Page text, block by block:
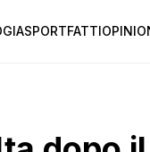
SPORTFATTI